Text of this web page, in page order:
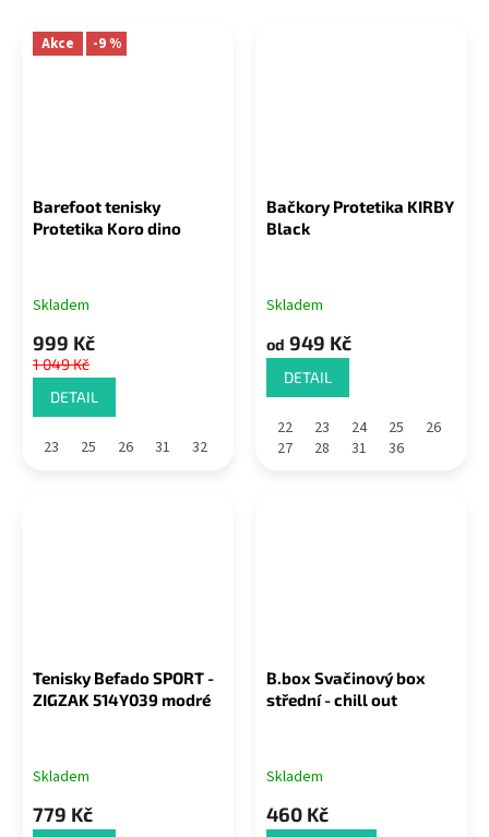
Akce -9 %
Barefoot tenisky
Protetika Koro dino
Skladem
999 Kč
1 049 Kč
DETAIL
23 25 26 31 32
Bačkory Protetika KIRBY
Black
Skladem
od 949 Kč
DETAIL
22 23 24 25
26
27
28 31 36
Tenisky Befado SPORT -
ZIGZAK 514Y039 modré
Skladem
779 Kč
B.box Svačinový box
střední - chill out
Skladem
460 Kč